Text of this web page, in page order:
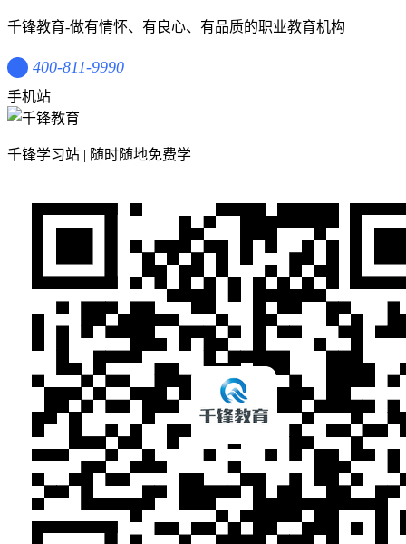
千锋教育-做有情怀、有良心、有品质的职业教育机构
400-811-9990
手机站
千锋学习站 | 随时随地免费学